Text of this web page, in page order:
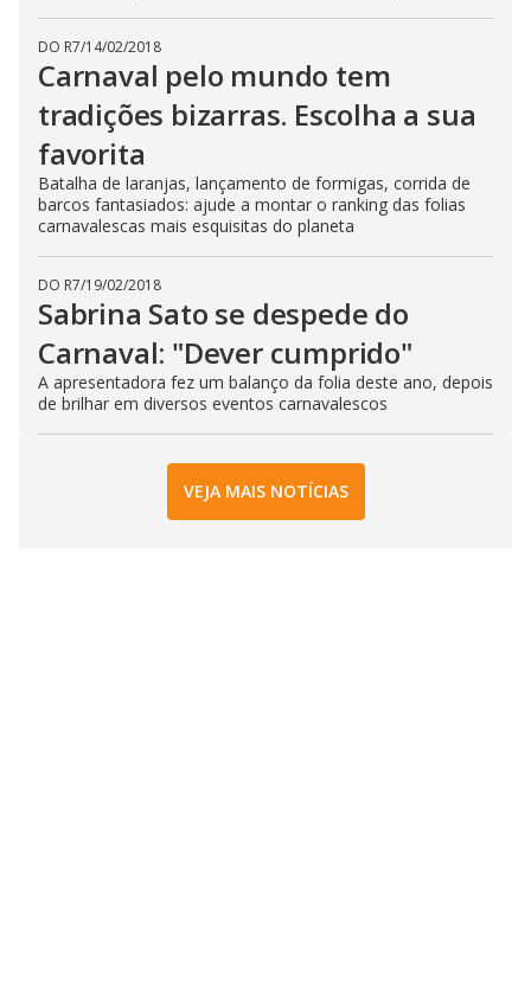
DO R7/14/02/2018
Carnaval pelo mundo tem
tradições bizarras. Escolha a sua
favorita
Batalha de laranjas, lançamento de formigas, corrida de
barcos fantasiados: ajude a montar o ranking das folias
carnavalescas mais esquisitas do planeta
DO R7/19/02/2018
Sabrina Sato se despede do
Carnaval: "Dever cumprido"
A apresentadora fez um balanço da folia deste ano, depois
de brilhar em diversos eventos carnavalescos
VEJA MAIS NOTÍCIAS